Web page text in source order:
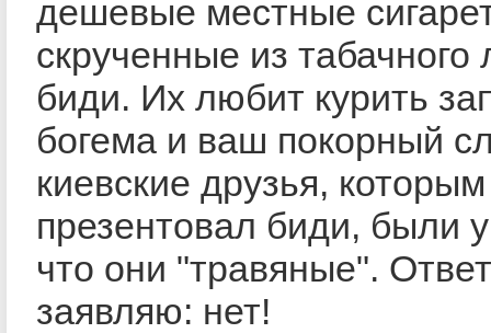
дешевые местные
скрученные из табачного
биди. Их любит курить
богема и ваш покорный
киевские друзья,
презентовал биди, были
что они "травяные".
заявляю: нет!